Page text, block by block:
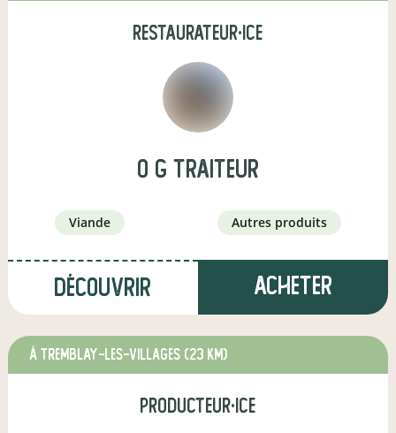
restaurateur·ice
O g traiteur
viande autres produits
Découvrir Acheter
à Tremblay-les-Villages (23 km)
producteur·ice